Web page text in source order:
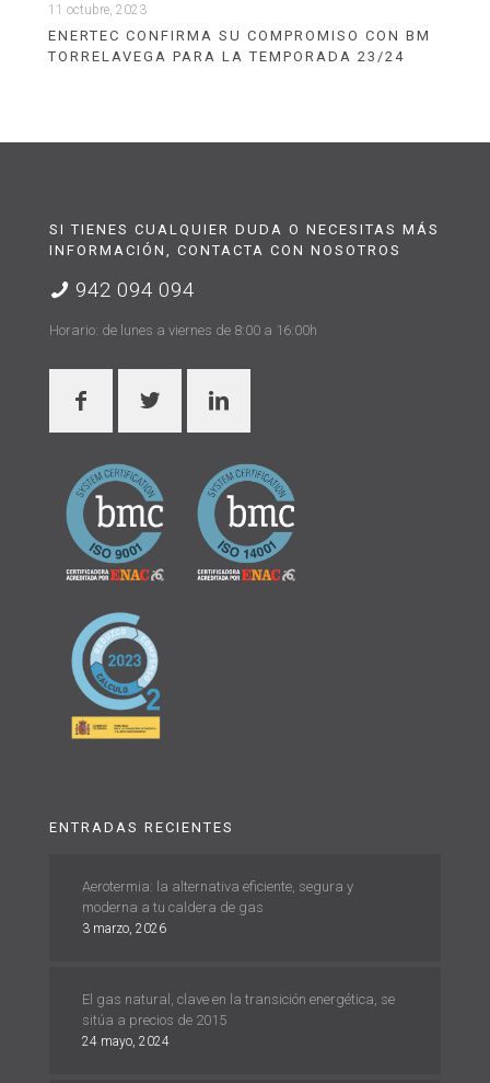
11 octubre, 2023
ENERTEC CONFIRMA SU COMPROMISO CON BM
TORRELAVEGA PARA LA TEMPORADA 23/24
SI TIENES CUALQUIER DUDA O NECESITAS MÁS
INFORMACIÓN, CONTACTA CON NOSOTROS
942 094 094
Horario: de lunes a viernes de 8:00 a 16:00h
ENTRADAS RECIENTES
Aerotermia: la alternativa eficiente, segura y
moderna a tu caldera de gas
3 marzo, 2026
El gas natural, clave en la transición energética, se
sitúa a precios de 2015
24 mayo, 2024